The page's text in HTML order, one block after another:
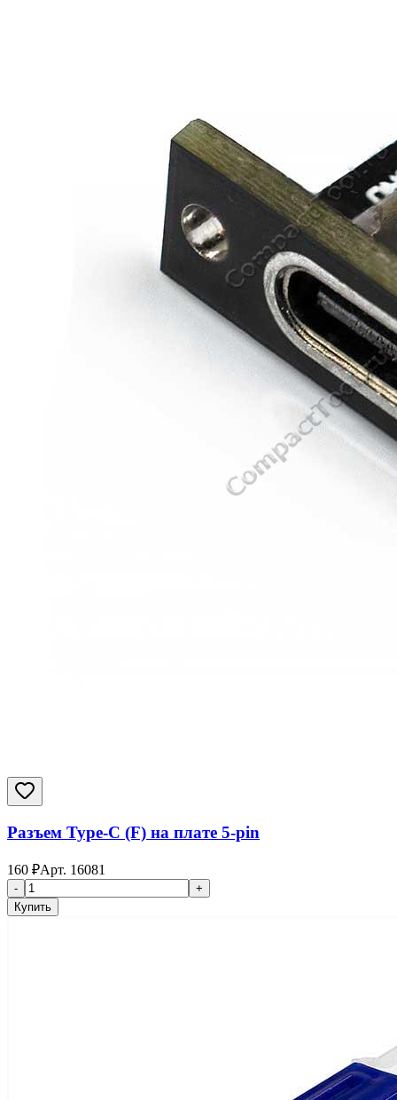
Разъем Type-C (F) на плате 5-pin
160 ₽Арт. 16081
-
+
Купить